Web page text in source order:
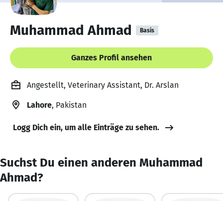
Muhammad Ahmad Basis
Ganzes Profil ansehen
Angestellt, Veterinary Assistant, Dr. Arslan
Lahore, Pakistan
Logg Dich ein, um alle Einträge zu sehen.
Suchst Du einen anderen Muhammad
Ahmad?